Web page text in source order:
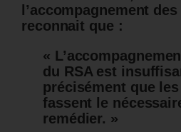
l’accompagnement des
reconnait que :
«
du RSA est
précisément que
fassent le
remédier. »